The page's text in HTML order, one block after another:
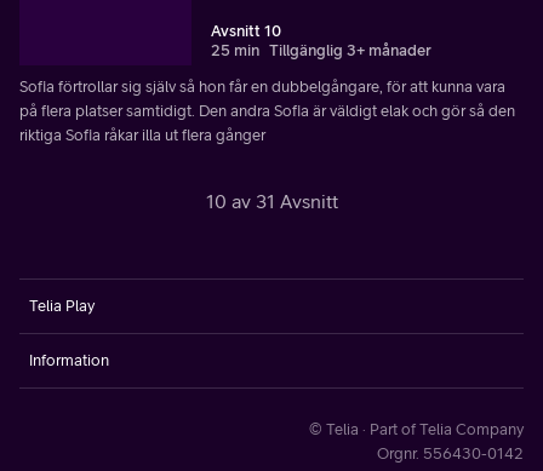
Avsnitt 10
25 min Tillgänglig 3+ månader
Sofia förtrollar sig själv så hon får en dubbelgångare, för att kunna vara
på flera platser samtidigt. Den andra Sofia är väldigt elak och gör så den
riktiga Sofia råkar illa ut flera gånger
10 av 31 Avsnitt
Telia Play
Information
© Telia · Part of Telia Company
Orgnr. 556430-0142